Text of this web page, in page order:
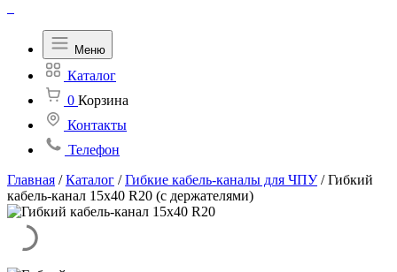
Меню
Каталог
0 Корзина
Контакты
Телефон
Главная /Каталог /Гибкие кабель-каналы для ЧПУ/Гибкий
кабель-канал 15х40 R20 (с держателями)